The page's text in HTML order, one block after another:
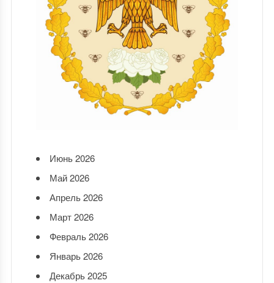
Июнь 2026
Май 2026
Апрель 2026
Март 2026
Февраль 2026
Январь 2026
Декабрь 2025